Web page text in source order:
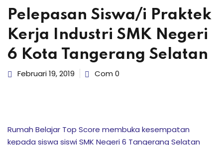
Pelepasan Siswa/i Praktek
Kerja Industri SMK Negeri
6 Kota Tangerang Selatan
Februari 19, 2019 Com 0
Rumah Belajar Top Score membuka kesempatan
kepada siswa siswi SMK Negeri 6 Tangerang Selatan